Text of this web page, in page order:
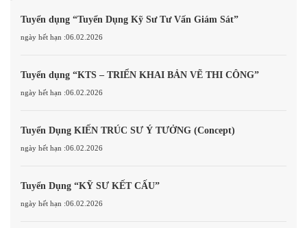
Tuyển dụng “Tuyển Dụng Kỹ Sư Tư Vấn Giám Sát”
ngày hết hạn :06.02.2026
Tuyển dụng “KTS – TRIỂN KHAI BẢN VẼ THI CÔNG”
ngày hết hạn :06.02.2026
Tuyển Dụng KIẾN TRÚC SƯ Ý TƯỞNG (Concept)
ngày hết hạn :06.02.2026
Tuyển Dụng “KỸ SƯ KẾT CẤU”
ngày hết hạn :06.02.2026